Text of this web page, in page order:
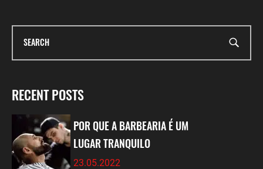
RECENT POSTS
POR QUE A BARBEARIA É UM
LUGAR TRANQUILO
23.05.2022